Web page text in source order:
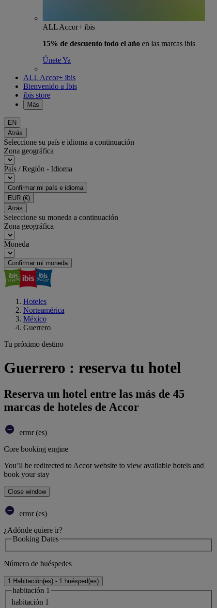
ALL Accor+ ibis
15% de descuento todo el año en las marcas ibis
Únete Ya
ALL Accor+ ibis
Bienvenido a Ibis
ibis store
Más
EN
Atrás
Seleccione su país e idioma a continuación
Zona geográfica
País / Región - Idioma
Confirmar mi país e idioma
EUR (€)
Atrás
Seleccione su moneda a continuación
Zona geográfica
Moneda
Confirmar mi moneda
Hoteles
Norteamérica
México
Guerrero
Tu próximo destino
Guerrero : reserva tu hotel
Reserva un hotel entre las más de 45
marcas de hoteles de Accor
error (es)
Core booking engine
You’ll be redirected to Accor website to view available hotels and
book your stay
Close window
error (es)
¿Adónde quiere ir?
Booking Dates
Número de huéspedes
1 Habitación(es) - 1 huésped(es)
habitación 1
habitación 1